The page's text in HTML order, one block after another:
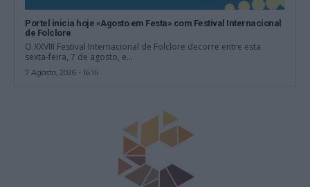
Portel inicia hoje «Agosto em Festa» com Festival Internacional
de Folclore
O XXVIII Festival Internacional de Folclore decorre entre esta
sexta-feira, 7 de agosto, e...
7 Agosto, 2026 - 16:15